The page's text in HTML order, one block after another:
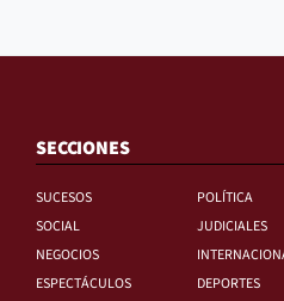
SECCIONES
SUCESOS
POLÍTICA
SOCIAL
JUDICIALES
NEGOCIOS
ESPECTÁCULOS
DEPORTES